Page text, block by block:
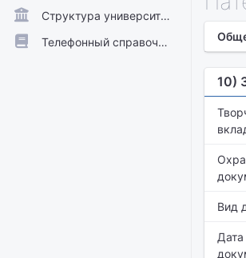
ТГУ.Аккаунты
ТГУ.Расписание
Структура университета
Телефонный справочник
10)
Вид
Дата